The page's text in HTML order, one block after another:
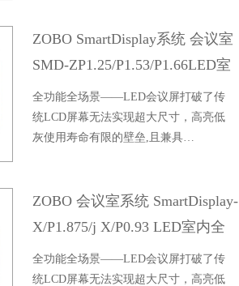
ZOBO SmartDisplay系统 会议室
SMD-ZP1.25/P1.53/P1.66LED室
内全彩屏
全功能全场景——LED会议屏打破了传
统LCD屏幕无法实现超大尺寸，高亮低
灰使用寿命有限的壁垒,且兼具…
ZOBO 会议室系统 SmartDisplay-
X/P1.875/j X/P0.93 LED室内全
彩屏
全功能全场景——LED会议屏打破了传
统LCD屏幕无法实现超大尺寸，高亮低